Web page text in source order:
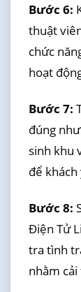
Bước 6:
thuật
chức
hoạt
Bước 7:
đúng
sinh khu
để
Bước 8:
Điện Tử
tra tình
nhằm